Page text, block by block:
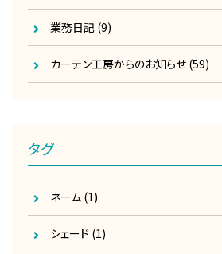
業務日記 (9)
カーテン工房からのお知らせ (59)
タグ
シェード (1)
ネーム (1)